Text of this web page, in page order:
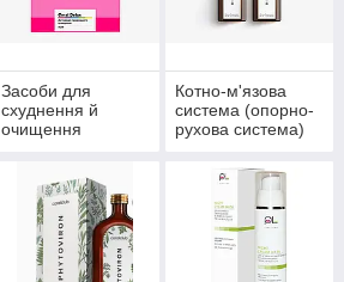
Засоби для
схуднення й
очищення
Котно-м'язова
система (опорно-
рухова система)